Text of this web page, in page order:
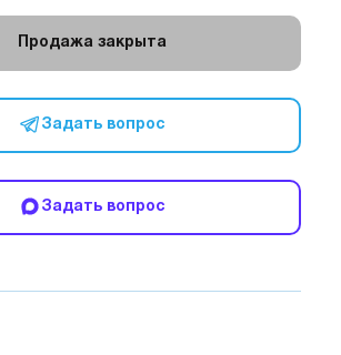
Продажа закрыта
Задать вопрос
Задать вопрос